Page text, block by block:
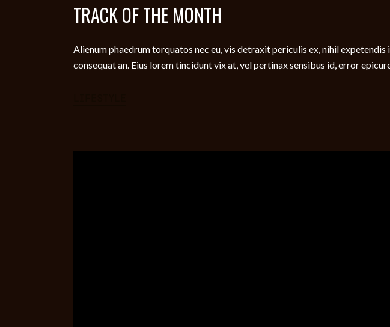
TRACK OF THE MONTH
Alienum phaedrum torquatos nec eu, vis detraxit periculis ex, nihil
consequat an. Eius lorem tincidunt vix at, vel pertinax sensibus id, error